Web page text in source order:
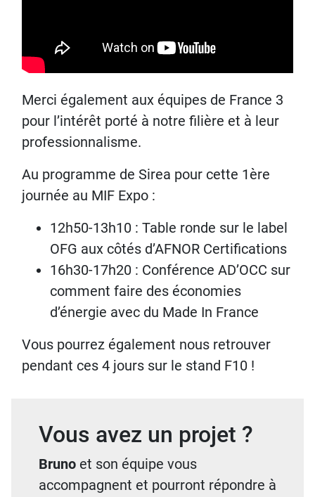
Merci également aux équipes de France 3
pour l’intérêt porté à notre filière et à leur
professionnalisme.
Au programme de Sirea pour cette 1ère
journée au MIF Expo :
12h50-13h10 : Table ronde sur le label
OFG aux côtés d’AFNOR Certifications
16h30-17h20 : Conférence AD’OCC sur
comment faire des économies
d’énergie avec du Made In France
Vous pourrez également nous retrouver
pendant ces 4 jours sur le stand F10 !
Vous avez un projet ?
Bruno et son équipe vous
accompagnent et pourront répondre à